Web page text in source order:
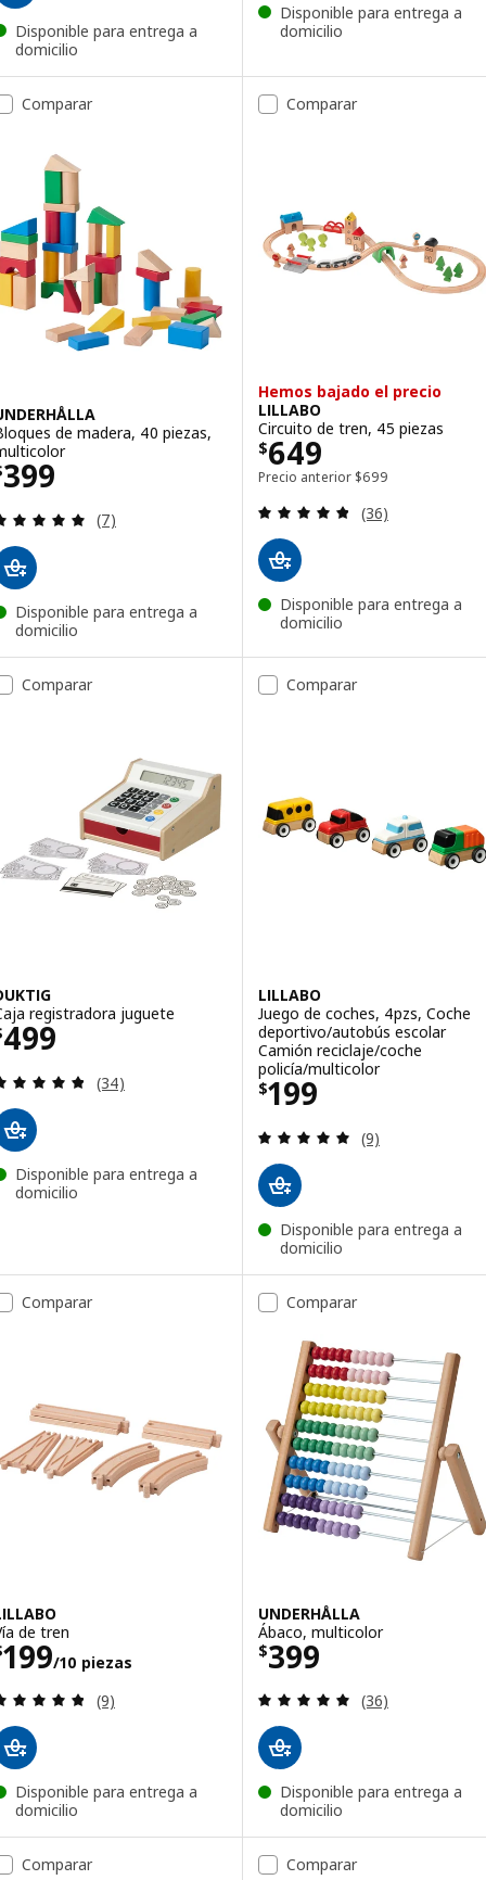
Disponible para entrega a
domicilio
Disponible para entrega a
domicilio
Comparar
de madera, 40 piezas,
399 $ 399
Revisa: 5 de 5 estrellas. Total opiniones:
(7)
Disponible para entrega a
domicilio
Comparar
Hemos bajado el precio
LILLABO
Circuito de tren, 45 piezas
$649
Precio $ 649
Precio anterior $699
Precio anterior $ 699
Revisa: 4.8 de
(36)
Disponible para entrega a
domicilio
Comparar
registradora juguete
499 $ 499
Revisa: 4.8 de 5 estrellas. Total opiniones:
(34)
Disponible para entrega a
domicilio
Comparar
LILLABO
Juego de coches, 4pzs, Coche
deportivo/autobús escolar
Camión reciclaje/coche
policía/multicolor
$199
Precio $ 199
Revisa: 5 de 5
(9)
Disponible para entrega a
domicilio
Comparar
de tren
199/10 piezas$ 199/10 piezas
Revisa: 4.8 de 5 estrellas. Total opiniones:
(9)
Disponible para entrega a
domicilio
Comparar
UNDERHÅLLA
Ábaco, multicolor
$399
Precio $ 399
Revisa: 4.9 de
(36)
Disponible para entrega a
domicilio
Comparar Comparar